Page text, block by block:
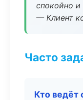
спокойно и
— Клиент
Часто
Кто ведёт